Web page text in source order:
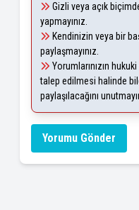
Gizli veya açık
yapmayınız.
Kendinizin veya bir
paylaşmayınız.
Yorumlarınızın
talep edilmesi halinde
paylaşılacağını
Yorumu Gönder